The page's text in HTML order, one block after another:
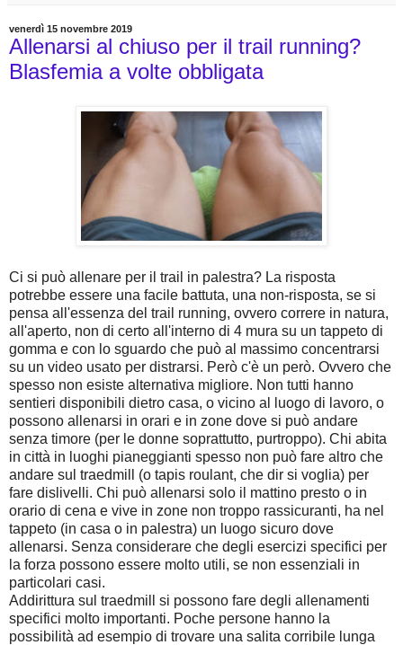
venerdì 15 novembre 2019
Allenarsi al chiuso per il trail running?
Blasfemia a volte obbligata
Ci si può allenare per il trail in palestra? La risposta
potrebbe essere una facile battuta, una non-risposta, se si
pensa all'essenza del trail running, ovvero correre in natura,
all'aperto, non di certo all'interno di 4 mura su un tappeto di
gomma e con lo sguardo che può al massimo concentrarsi
su un video usato per distrarsi. Però c'è un però. Ovvero che
spesso non esiste alternativa migliore. Non tutti hanno
sentieri disponibili dietro casa, o vicino al luogo di lavoro, o
possono allenarsi in orari e in zone dove si può andare
senza timore (per le donne soprattutto, purtroppo). Chi abita
in città in luoghi pianeggianti spesso non può fare altro che
andare sul traedmill (o tapis roulant, che dir si voglia) per
fare dislivelli. Chi può allenarsi solo il mattino presto o in
orario di cena e vive in zone non troppo rassicuranti, ha nel
tappeto (in casa o in palestra) un luogo sicuro dove
allenarsi. Senza considerare che degli esercizi specifici per
la forza possono essere molto utili, se non essenziali in
particolari casi.
Addirittura sul traedmill si possono fare degli allenamenti
specifici molto importanti. Poche persone hanno la
possibilità ad esempio di trovare una salita corribile lunga